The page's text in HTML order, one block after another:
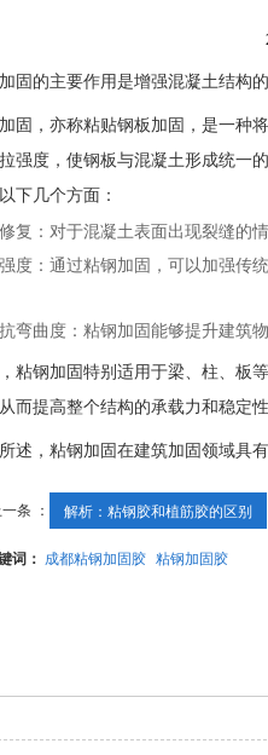
固的主要作用是增强混凝土结构
固，亦称粘贴钢板加固，是一种
强度，使钢板与混凝土形成统一
下几个方面：
复 ：对于混凝土表面出现裂缝的
度：通过粘钢加固，可以加强传
弯曲度：粘钢加固能够提升建筑
粘钢加固特别适用于梁、柱、板
而提高整个结构的承载力和稳定性‌
述，粘钢加固在建筑加固领域具
一条 ： 解析：粘钢胶和植筋胶的区别
词： 成都粘钢加固胶 粘钢加固胶